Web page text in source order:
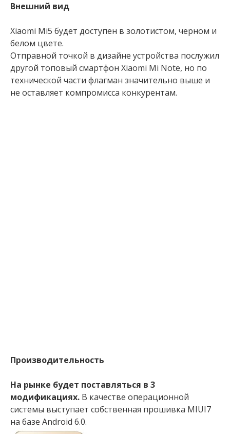
Внешний вид
Xiaomi Mi5 будет доступен в золотистом, черном и
белом цвете.
Отправной точкой в дизайне устройства послужил
другой топовый смартфон Xiaomi Mi Note, но по
технической части флагман значительно выше и
не оставляет компромисса конкурентам.
Производительность
На рынке будет поставляться в 3
модификациях. В качестве операционной
системы выступает собственная прошивка MIUI7
на базе Android 6.0.